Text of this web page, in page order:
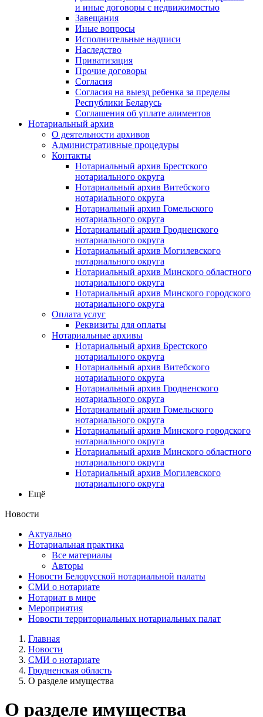
и иные договоры с недвижимостью
Завещания
Иные вопросы
Исполнительные надписи
Наследство
Приватизация
Прочие договоры
Согласия
Согласия на выезд ребенка за пределы
Республики Беларусь
Соглашения об уплате алиментов
Нотариальный архив
О деятельности архивов
Административные процедуры
Контакты
Нотариальный архив Брестского
нотариального округа
Нотариальный архив Витебского
нотариального округа
Нотариальный архив Гомельского
нотариального округа
Нотариальный архив Гродненского
нотариального округа
Нотариальный архив Могилевского
нотариального округа
Нотариальный архив Минского областного
нотариального округа
Нотариальный архив Минского городского
нотариального округа
Оплата услуг
Реквизиты для оплаты
Нотариальные архивы
Нотариальный архив Брестского
нотариального округа
Нотариальный архив Витебского
нотариального округа
Нотариальный архив Гродненского
нотариального округа
Нотариальный архив Гомельского
нотариального округа
Нотариальный архив Минского городского
нотариального округа
Нотариальный архив Минского областного
нотариального округа
Нотариальный архив Могилевского
нотариального округа
Ещё
Новости
Актуально
Нотариальная практика
Все материалы
Авторы
Новости Белорусской нотариальной палаты
СМИ о нотариате
Нотариат в мире
Мероприятия
Новости территориальных нотариальных палат
Главная
Новости
СМИ о нотариате
Гродненская область
О разделе имущества
О разделе имущества